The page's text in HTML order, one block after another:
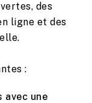
des
ligne et des
:
avec une